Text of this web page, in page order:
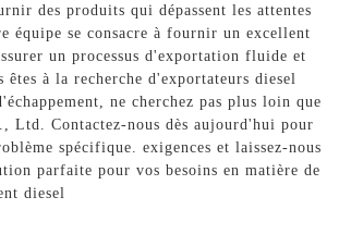
des produits qui dépassent les attentes
équipe se consacre à fournir un excellent
un processus d'exportation fluide et
êtes à la recherche d'exportateurs diesel
ne cherchez pas plus loin que
Ltd. Contactez-nous dès aujourd'hui pour
spécifique. exigences et laissez-nous
parfaite pour vos besoins en matière de
diesel